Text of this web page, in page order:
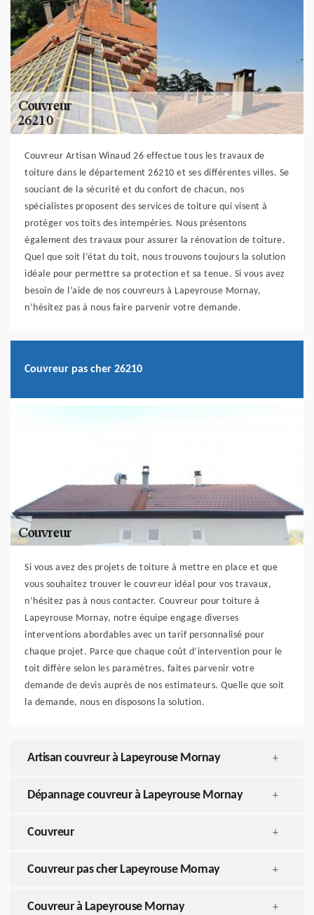
Couvreur Artisan Winaud 26 effectue tous les travaux de
toiture dans le département 26210 et ses différentes villes. Se
souciant de la sécurité et du confort de chacun, nos
spécialistes proposent des services de toiture qui visent à
protéger vos toits des intempéries. Nous présentons
également des travaux pour assurer la rénovation de toiture.
Quel que soit l’état du toit, nous trouvons toujours la solution
idéale pour permettre sa protection et sa tenue. Si vous avez
besoin de l’aide de nos couvreurs à Lapeyrouse Mornay,
n’hésitez pas à nous faire parvenir votre demande.
Couvreur pas cher 26210
Si vous avez des projets de toiture à mettre en place et que
vous souhaitez trouver le couvreur idéal pour vos travaux,
n’hésitez pas à nous contacter. Couvreur pour toiture à
Lapeyrouse Mornay, notre équipe engage diverses
interventions abordables avec un tarif personnalisé pour
chaque projet. Parce que chaque coût d’intervention pour le
toit diffère selon les paramètres, faites parvenir votre
demande de devis auprès de nos estimateurs. Quelle que soit
la demande, nous en disposons la solution.
Artisan couvreur à Lapeyrouse Mornay +
Dépannage couvreur à Lapeyrouse Mornay +
Couvreur +
Couvreur pas cher Lapeyrouse Mornay +
Couvreur à Lapeyrouse Mornay +